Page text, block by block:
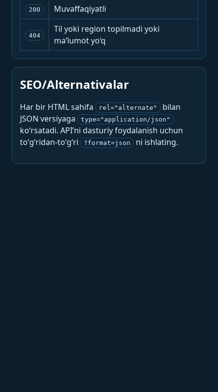
200 Muvaffaqiyatli
404
Til yoki region topilmadi yoki
ma’lumot yo‘q
SEO/Alternativalar
Har bir HTML sahifa rel="alternate"
bilan
JSON versiyaga
type="application/json"
ko‘rsatadi. API’ni dasturiy foydalanish uchun
to‘g‘ridan-to‘g‘ri
?format=json ni ishlating.